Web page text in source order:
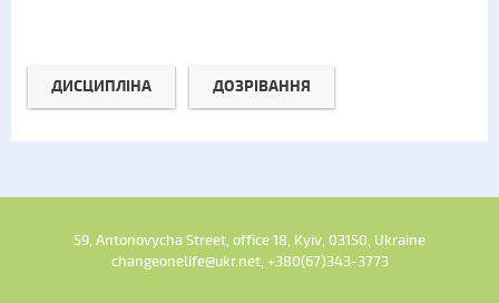
ДИСЦИПЛІНА ДОЗРІВАННЯ
59, Antonovycha Street, office 18, Kyiv, 03150, Ukraine
changeonelife@ukr.net, +380(67)343-3773